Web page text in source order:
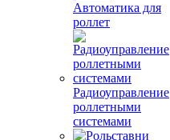
Автоматика для
роллет
Радиоуправление
роллетными
системами